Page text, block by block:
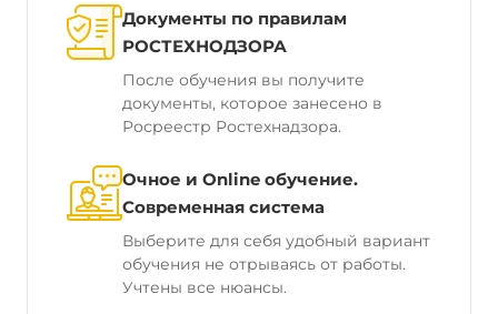
Документы по правилам
РОСТЕХНОДЗОРА
После обучения вы получите
документы, которое занесено в
Росреестр Ростехнадзора.
Очное и Online обучение.
Современная система
Выберите для себя удобный вариант
обучения не отрываясь от работы.
Учтены все нюансы.